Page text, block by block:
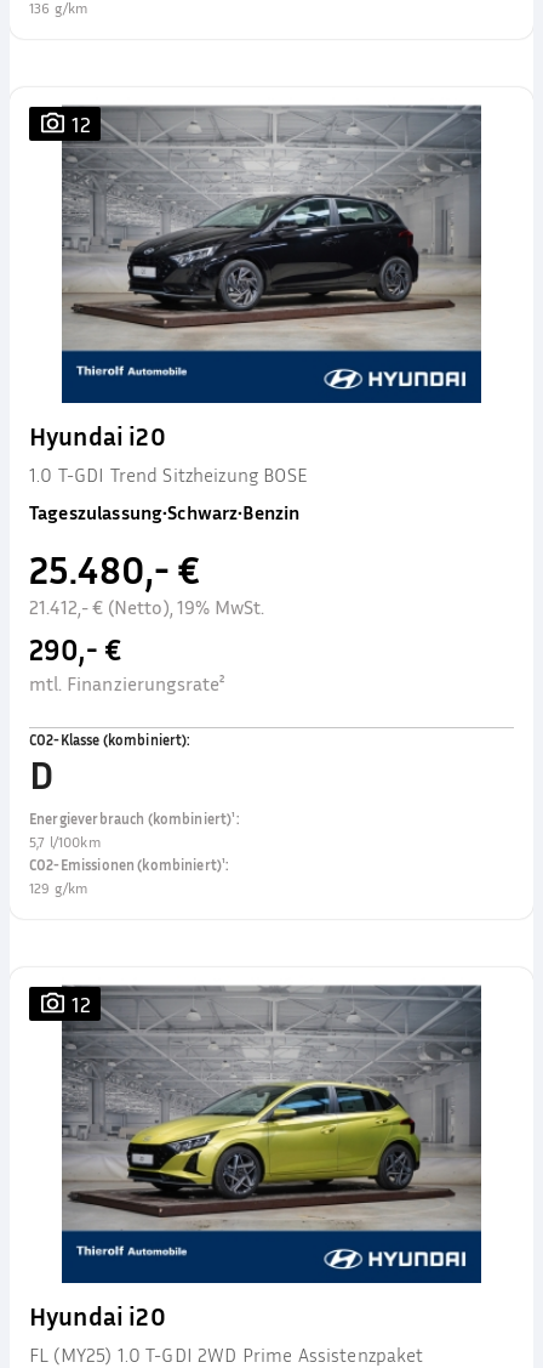
136 g/km
12
Hyundai i20
1.0 T-GDI Trend Sitzheizung BOSE
Tageszulassung•Schwarz•Benzin
25.480,- €
21.412,- € (Netto), 19% MwSt.
290,- €
mtl. Finanzierungsrate²
CO2-Klasse (kombiniert):
D
Energieverbrauch (kombiniert)¹:
5,7 l/100km
CO2-Emissionen (kombiniert)¹:
129 g/km
12
Hyundai i20
FL (MY25) 1.0 T-GDI 2WD Prime Assistenzpaket